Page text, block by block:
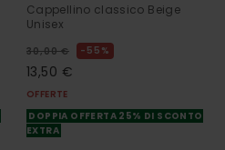
Cappellino classico Beige
Unisex
30,00 € 55%
13,50 €
OFFERTE
DOPPIA OFFERTA 25% DI SCONTO
EXTRA